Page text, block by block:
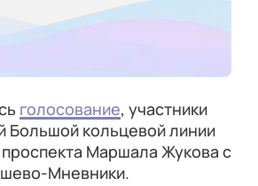
голосование, участники
Большой кольцевой линии
Маршала Жукова с
Мневники.